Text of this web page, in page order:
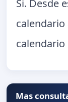
Si. Desde
calendario
calendario
Mas